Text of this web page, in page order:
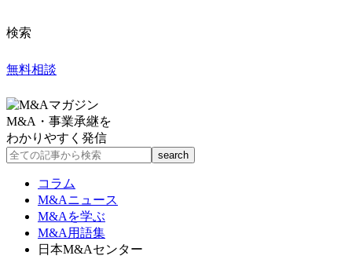
検索
無料相談
M&A・事業承継を
わかりやすく発信
コラム
M&Aニュース
M&Aを学ぶ
M&A用語集
日本M&Aセンター